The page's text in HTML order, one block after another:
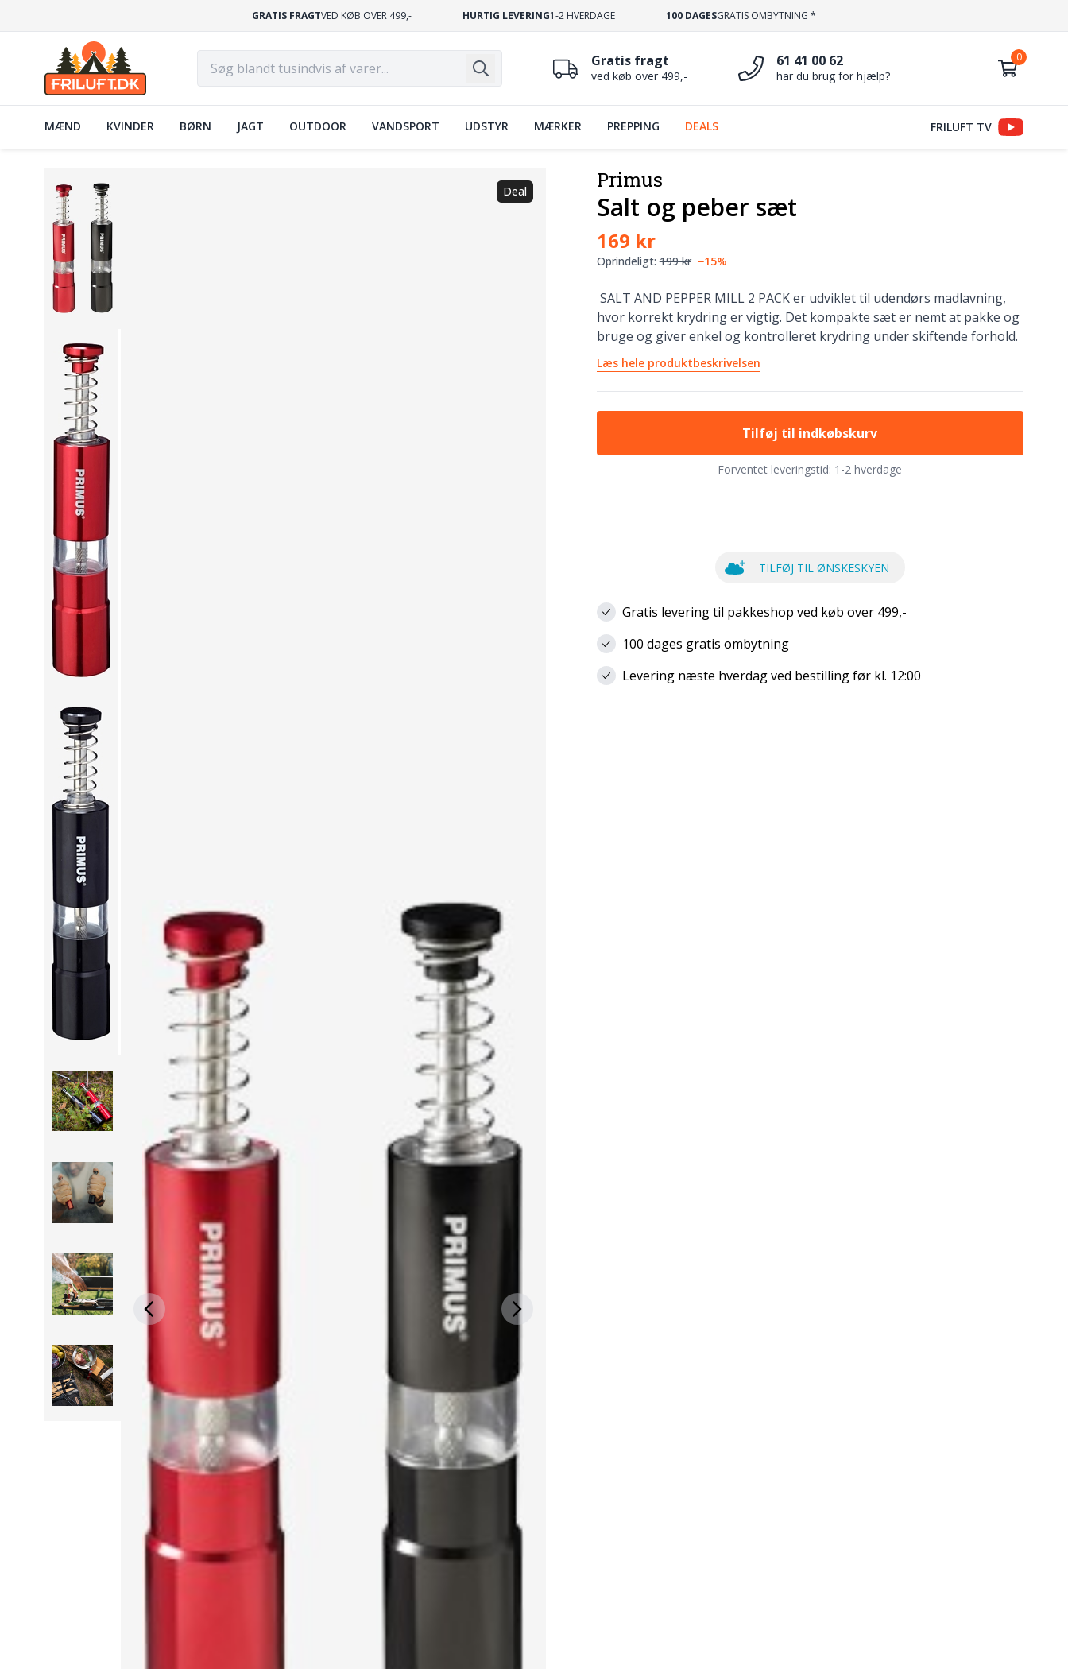
GRATIS FRAGTVED KØB OVER 499,- HURTIG LEVERING1-2 HVERDAGE 100 DAGESGRATIS OMBYTNING *
Gratis fragt
ved køb over 499,-
61 41 00 62
har du brug for hjælp?
MÆND KVINDER BØRN JAGT OUTDOOR VANDSPORT UDSTYR MÆRKER PREPPING DEALS FRILUFT TV
Deal Primus
Salt og peber sæt
169 kr
Oprindeligt: 199 kr −15%
SALT AND PEPPER MILL 2 PACK er udviklet til udendørs madlavning,
hvor korrekt krydring er vigtig. Det kompakte sæt er nemt at pakke og
bruge og giver enkel og kontrolleret krydring under skiftende forhold.
Læs hele produktbeskrivelsen
Tilføj til indkøbskurv
Forventet leveringstid: 1-2 hverdage
TILFØJ TIL ØNSKESKYEN
Gratis levering til pakkeshop ved køb over 499,-
100 dages gratis ombytning
Levering næste hverdag ved bestilling før kl. 12:00